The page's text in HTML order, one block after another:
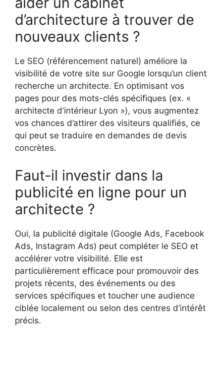
d’architecture à trouver de
nouveaux clients ?
Le SEO (référencement naturel) améliore la
visibilité de votre site sur Google lorsqu’un client
recherche un architecte. En optimisant vos
pages pour des mots-clés spécifiques (ex. «
architecte d’intérieur Lyon »), vous augmentez
vos chances d’attirer des visiteurs qualifiés, ce
qui peut se traduire en demandes de devis
concrètes.
Faut-il investir dans la
publicité en ligne pour un
architecte ?
Oui, la publicité digitale (Google Ads, Facebook
Ads, Instagram Ads) peut compléter le SEO et
accélérer votre visibilité. Elle est
particulièrement efficace pour promouvoir des
projets récents, des événements ou des
services spécifiques et toucher une audience
ciblée localement ou selon des centres d’intérêt
précis.